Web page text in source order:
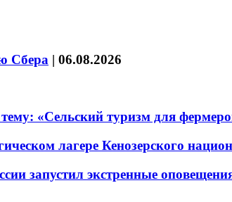
Сбера | 06.08.2026
«Сельский туризм для
лагере Кенозерского
запустил экстренные